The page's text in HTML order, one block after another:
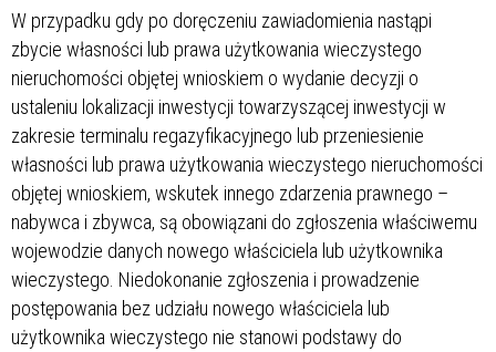
W przypadku gdy po doręczeniu zawiadomienia nastąpi
zbycie własności lub prawa użytkowania wieczystego
nieruchomości objętej wnioskiem o wydanie decyzji o
ustaleniu lokalizacji inwestycji towarzyszącej inwestycji w
zakresie terminalu regazyfikacyjnego lub przeniesienie
własności lub prawa użytkowania wieczystego nieruchomości
objętej wnioskiem, wskutek innego zdarzenia prawnego –
nabywca i zbywca, są obowiązani do zgłoszenia właściwemu
wojewodzie danych nowego właściciela lub użytkownika
wieczystego. Niedokonanie zgłoszenia i prowadzenie
postępowania bez udziału nowego właściciela lub
użytkownika wieczystego nie stanowi podstawy do